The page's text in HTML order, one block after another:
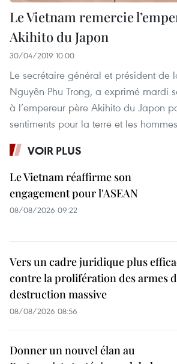
Le Vietnam remercie
Akihito du Japon
30/04/2019 10:00
Le secrétaire général et président de
Nguyên Phu Trong, a exprimé mardi
à l’empereur père Akihito du Japon
sentiments pour la terre et les
VOIR PLUS
Le Vietnam réaffirme son
engagement pour l'ASEAN
08/08/2026 09:22
Vers un cadre juridique plus
contre la prolifération des armes
destruction massive
08/08/2026 08:56
Donner un nouvel élan au